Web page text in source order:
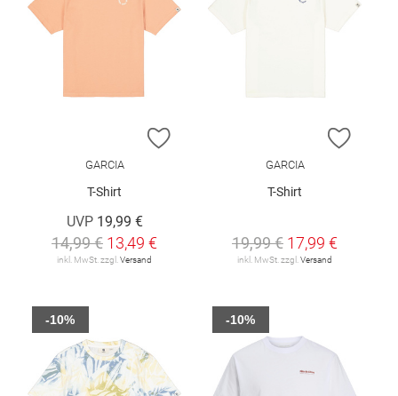
ZUR WUNSCHLISTE HINZUFÜGEN
GARCIA
T-Shirt
UVP 19,99 €
14,99 € 13,49 €
inkl. MwSt. zzgl.Versand
ZUR
GARCIA
T-Shirt
19,99 € 17,99 €
inkl. MwSt. zzgl.Versand
-10% -10%